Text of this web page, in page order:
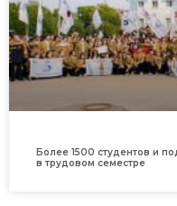
Более 1500 студентов и
в трудовом семестре